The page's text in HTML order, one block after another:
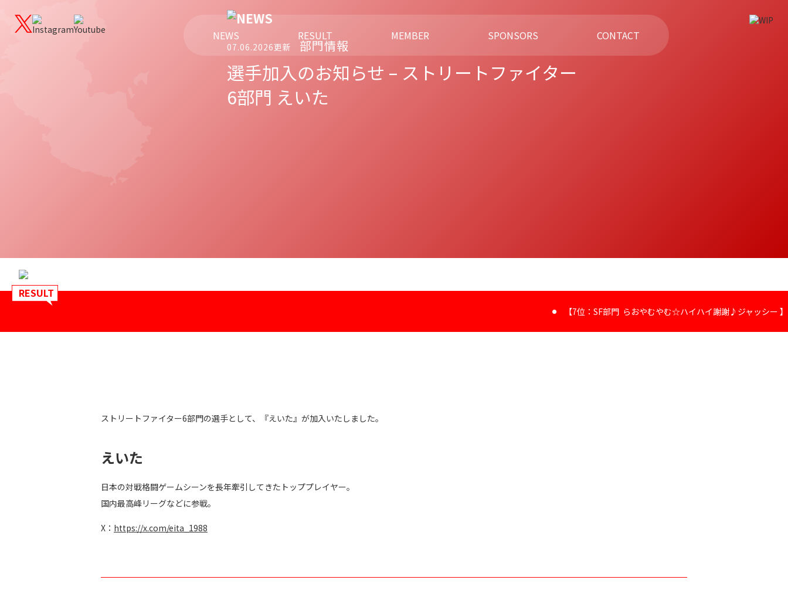
NEWS RESULT MEMBER SPONSORS CONTACT
07.06.2026更新 部門情報
選手加入のお知らせ – ストリートファイター
6部門 えいた
RESULT
【7位：SF部門 らおやむやむ☆ハイハイ謝謝♪ジャッシー 】
ストリートファイター6部門の選手として、『えいた』が加入いたしました。
えいた
日本の対戦格闘ゲームシーンを長年牽引してきたトッププレイヤー。
国内最高峰リーグなどに参戦。
X： https://x.com/eita_1988